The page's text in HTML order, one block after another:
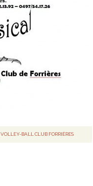
VOLLEY-BALL CLUB FORRIÈRES